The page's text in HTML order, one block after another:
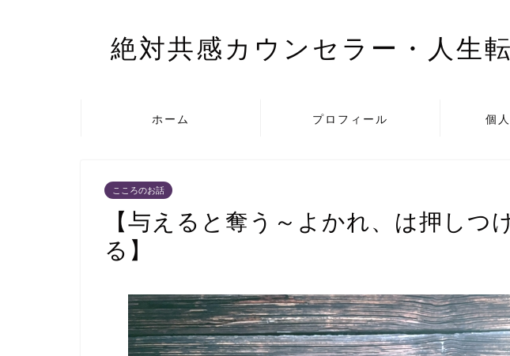
絶対共感カウンセラー・人
ホーム プロフィール 個
こころのお話
【与えると奪う～よかれ、は押しつ
る】